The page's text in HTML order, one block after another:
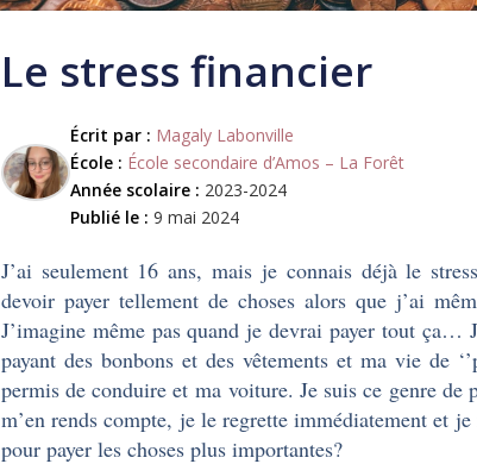
Le stress financier
Écrit par : Magaly Labonville
École : École secondaire d’Amos – La Forêt
Année scolaire : 2023-2024
Publié le : 9 mai 2024
J’ai seulement 16 ans, mais je connais déjà le
devoir payer tellement de choses alors que j’ai
J’imagine même pas quand je devrai payer tout ça…
payant des bonbons et des vêtements et ma vie de
permis de conduire et ma voiture. Je suis ce genre
m’en rends compte, je le regrette immédiatement et
pour payer les choses plus importantes?